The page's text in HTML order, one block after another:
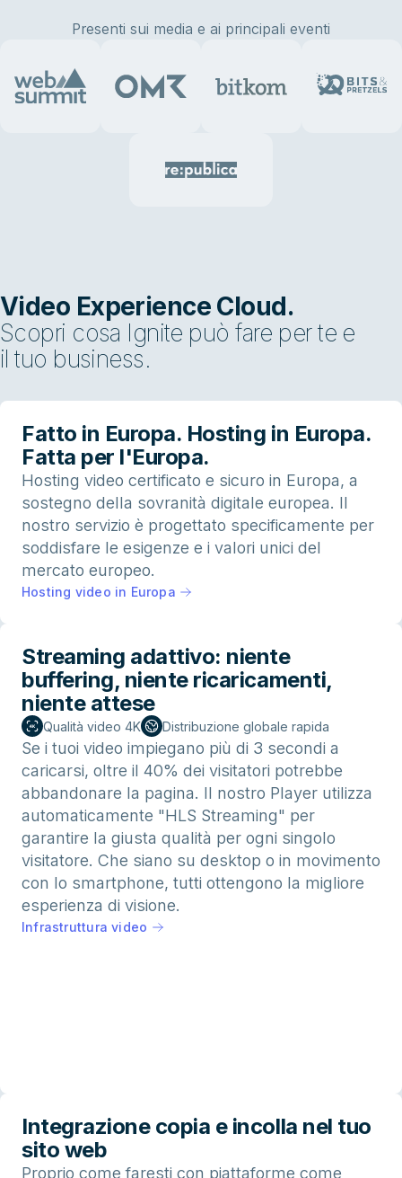
Presenti sui media e ai principali eventi
Video Experience Cloud.
Scopri cosa Ignite può fare per te e
il tuo business.
Fatto in Europa. Hosting in Europa.
Fatta per l'Europa.
Hosting video certificato e sicuro in Europa, a
sostegno della sovranità digitale europea. Il
nostro servizio è progettato specificamente per
soddisfare le esigenze e i valori unici del
mercato europeo.
Hosting video in Europa
Streaming adattivo: niente
buffering, niente ricaricamenti,
niente attese
Qualità video 4K Distribuzione globale rapida
Se i tuoi video impiegano più di 3 secondi a
caricarsi, oltre il 40% dei visitatori potrebbe
abbandonare la pagina. Il nostro Player utilizza
automaticamente "HLS Streaming" per
garantire la giusta qualità per ogni singolo
visitatore. Che siano su desktop o in movimento
con lo smartphone, tutti ottengono la migliore
esperienza di visione.
Infrastruttura video
Integrazione copia e incolla nel tuo
sito web
Proprio come faresti con piattaforme come